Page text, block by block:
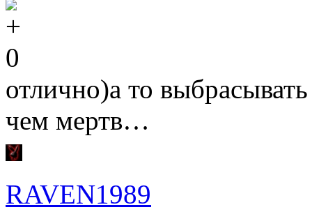
0
отлично)а то
чем мертв…
RAVEN1989